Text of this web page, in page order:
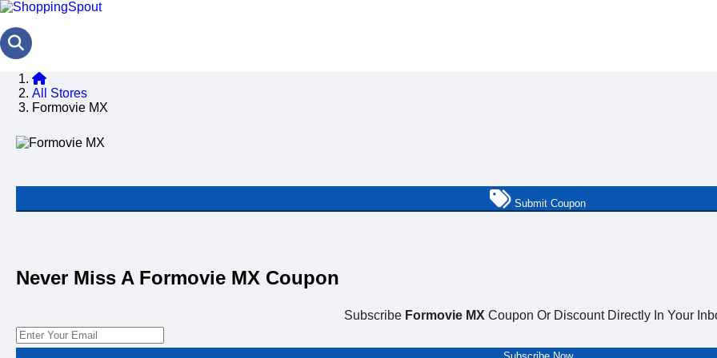
All Stores
Formovie MX
Submit Coupon
Never Miss A Formovie MX Coupon
Subscribe Formovie MX Coupon Or Discount Directly In Your